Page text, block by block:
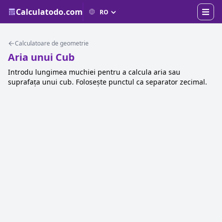
Calculatodo.com
Calculatoare de geometrie
Aria unui Cub
Introdu lungimea muchiei pentru a calcula aria sau
suprafața unui cub. Folosește punctul ca separator zecimal.